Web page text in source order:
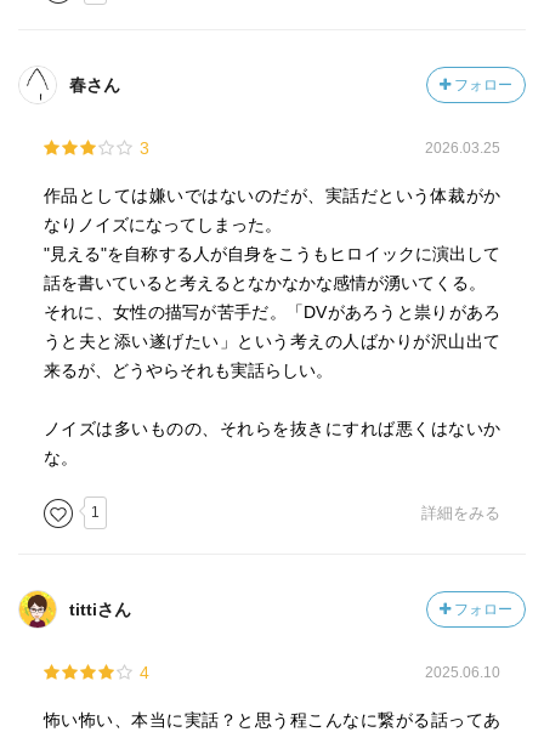
春さん フォロー
3 2026.03.25
作品としては嫌いではないのだが、実話だという体裁がか
なりノイズになってしまった。
"見える"を自称する人が自身をこうもヒロイックに演出して
話を書いていると考えるとなかなかな感情が湧いてくる。
それに、女性の描写が苦手だ。「DVがあろうと祟りがあろ
うと夫と添い遂げたい」という考えの人ばかりが沢山出て
来るが、どうやらそれも実話らしい。
ノイズは多いものの、それらを抜きにすれば悪くはないか
な。
1 詳細をみる
tittiさん フォロー
4 2025.06.10
怖い怖い、本当に実話？と思う程こんなに繋がる話ってあ